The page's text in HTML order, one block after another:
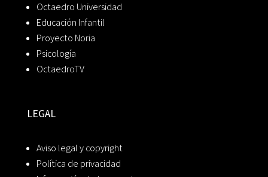
Octaedro Universidad
Educación Infantil
Proyecto Noria
Psicología
OctaedroTV
LEGAL
Aviso legal y copyright
Política de privacidad